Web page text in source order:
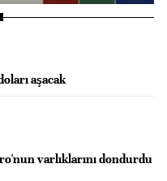
aşacak
varlıklarını dondurdu